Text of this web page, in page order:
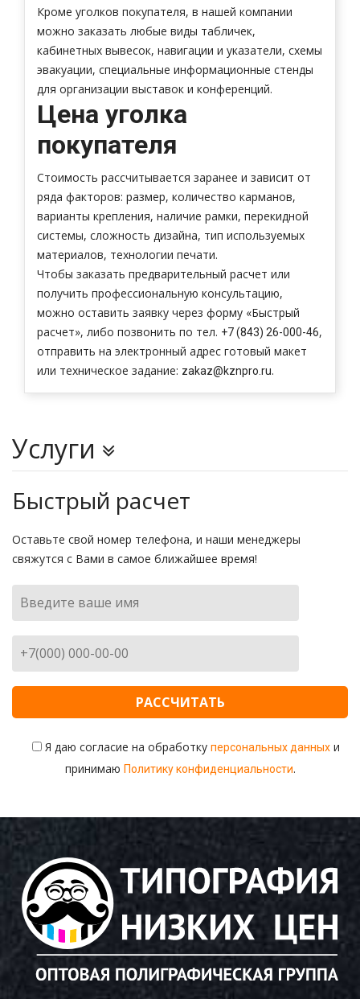
Услуги
Листовки
Дисконтные карты
Вывески
Сувенирная продукция
Дорхолдеры
Изделия из оргстекла
Штендеры и Roll up
Брендирование автомобилей в Казани
Цифровая печать
Блокноты, календари, магниты
Раздача полиграфии
Быстрый расчет
Оставьте свой номер телефона, и наши менеджеры
свяжутся с Вами в самое ближайшее время!
Я даю согласие на обработку персональных данныхи
принимаю Политику конфиденциальности.
Кроме уголков покупателя, в нашей компании
можно заказать любые виды табличек,
кабинетных вывесок, навигации и указатели, схемы
эвакуации, специальные информационные стенды
для организации выставок и конференций.
Цена уголка
покупателя
Стоимость рассчитывается заранее и зависит от
ряда факторов: размер, количество карманов,
варианты крепления, наличие рамки, перекидной
системы, сложность дизайна, тип используемых
материалов, технологии печати.
Чтобы заказать предварительный расчет или
получить профессиональную консультацию,
можно оставить заявку через форму «Быстрый
расчет», либо позвонить по тел. +7 (843) 26-000-46,
отправить на электронный адрес готовый макет
или техническое задание: zakaz@kznpro.ru.